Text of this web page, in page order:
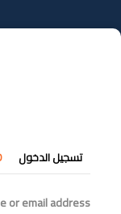
إلى
المحتوى
التبويبات
الأساسية
تسجيل الدخول
or email address